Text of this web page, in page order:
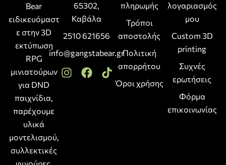
Bear
ειδικευόμαστ
ε στην 3D
εκτύπωση
RPG
μινιατούρων
για DND
παιχνίδια,
παρέχουμε
υλικά
μοντελισμού,
συλλεκτικές
65302,
Καβάλα
2510 621656
info@gangstabear.gr
πληρωμής
Τρόποι
αποστολής
Πολιτική
απορρήτου
Όροι χρήσης
λογαριασμός
μου
Custom 3D
printing
Συχνές
ερωτήσεις
Φόρμα
επικοινωνίας